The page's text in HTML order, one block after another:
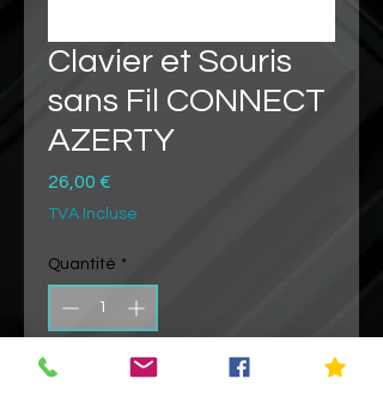
Clavier et Souris
sans Fil CONNECT
AZERTY
26,00 €
TVA Incluse
Quantité *
Ajouter au panier